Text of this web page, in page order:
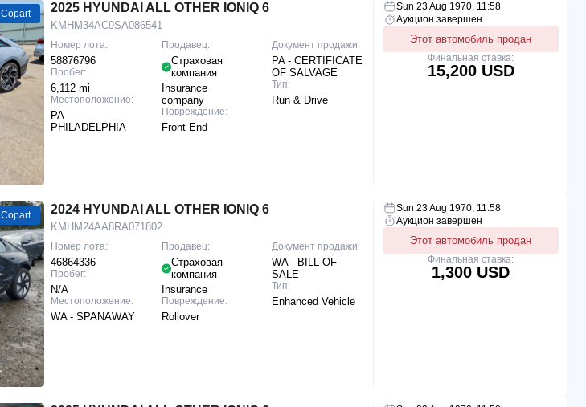
Copart 2025 HYUNDAI ALL OTHER IONIQ 6
KMHM34AC9SA086541
Номер лота:
58876796
Пробег:
6,112 mi
Местоположение:
PA -
PHILADELPHIA
Продавец:
Страховая
компания
Insurance
company
Повреждение:
Front End
Документ продажи:
PA - CERTIFICATE
OF SALVAGE
Тип:
Run & Drive
Sun 23 Aug 1970, 11:58
Аукцион завершен
Этот автомобиль продан
Финальная ставка:
15,200 USD
Copart 2024 HYUNDAI ALL OTHER IONIQ 6
KMHM24AA8RA071802
Номер лота:
46864336
Пробег:
N/A
Местоположение:
WA - SPANAWAY
Продавец:
Страховая
компания
Insurance
Повреждение:
Rollover
Документ продажи:
WA - BILL OF
SALE
Тип:
Enhanced Vehicle
Sun 23 Aug 1970, 11:58
Аукцион завершен
Этот автомобиль продан
Финальная ставка:
1,300 USD